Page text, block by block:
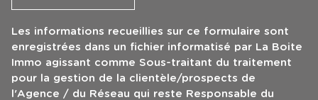
Les informations recueillies sur ce formulaire sont
enregistrées dans un fichier informatisé par La Boite
Immo agissant comme Sous-traitant du traitement
pour la gestion de la clientèle/prospects de
l'Agence / du Réseau qui reste Responsable du